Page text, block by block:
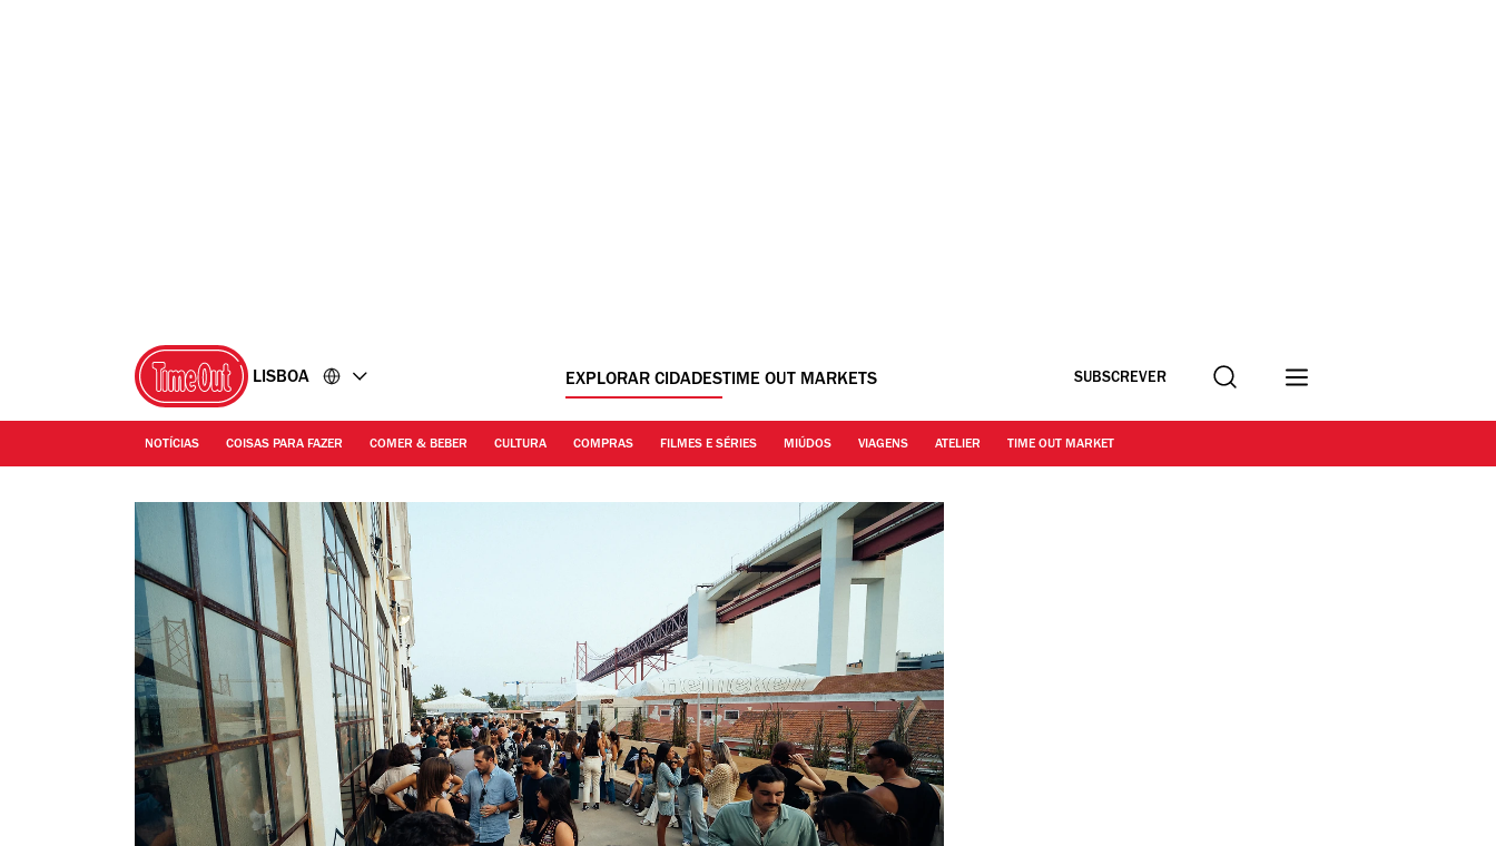
LISBOA EXPLORAR CIDADESTIME OUT MARKETS SUBSCREVER Procurar
NOTÍCIAS COISAS PARA FAZER COMER & BEBER CULTURA COMPRAS FILMES E SÉRIES MIÚDOS VIAGENS ATELIER TIME OUT MARKET